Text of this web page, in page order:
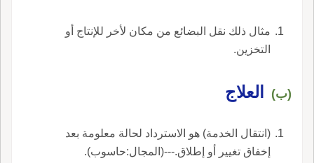
مثال ذلك نقل البضائع من مكان لأخر للإنتاج أو
التخزين.
(ب) العلاج
(انتقال الخدمة) هو الاسترداد لحالة معلومة بعد
إخفاق تغيير أو إطلاق.---(المجال:حاسوب).